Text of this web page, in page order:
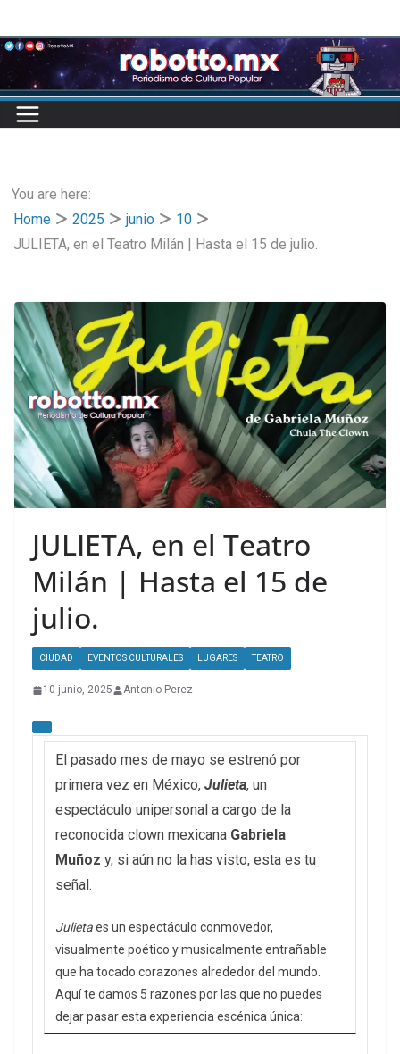
to
content
You are here:
Home
2025 junio
10
JULIETA, en el Teatro Milán | Hasta el 15 de julio.
JULIETA, en el Teatro
Milán | Hasta el 15 de
julio.
CIUDAD EVENTOS CULTURALES LUGARES TEATRO
10 junio, 2025 Antonio Perez
El pasado mes de mayo se estrenó por
primera vez en México, Julieta, un
espectáculo unipersonal a cargo de la
reconocida clown mexicana Gabriela
Muñoz y, si aún no la has visto, esta es tu
señal.
Julietaes un espectáculo conmovedor,
visualmente poético y musicalmente entrañable
que ha tocado corazones alrededor del mundo.
Aquí te damos 5 razones por las que no puedes
dejar pasar esta experiencia escénica única: